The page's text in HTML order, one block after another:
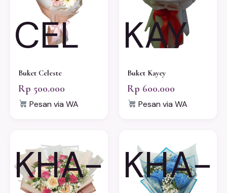
CEL
Buket Celeste
Rp 500.000
Pesan via WA
KAY
Buket Kayey
Rp 600.000
Pesan via WA
KHA- KHA-